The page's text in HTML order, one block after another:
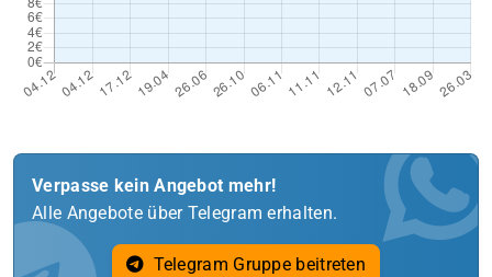
Verpasse kein Angebot mehr!
Alle Angebote über Telegram erhalten.
Telegram Gruppe beitreten